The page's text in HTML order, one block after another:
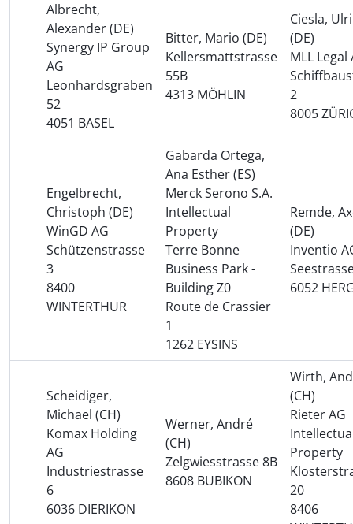
Albrecht,
Alexander (DE)
Synergy IP Group
AG
Leonhardsgraben
52
4051 BASEL
Bitter, Mario (DE)
Kellersmattstrasse
55B
4313 MÖHLIN
Ciesla,
(DE)
MLL Legal
2
8005
Engelbrecht,
Christoph (DE)
WinGD AG
Schützenstrasse
3
8400
WINTERTHUR
Gabarda Ortega,
Ana Esther (ES)
Merck Serono S.A.
Intellectual
Property
Terre Bonne
Business Park -
Building Z0
Route de Crassier
1
1262 EYSINS
Remde,
(DE)
Inventio
6052
Scheidiger,
Michael (CH)
Komax Holding
AG
Industriestrasse
6
6036 DIERIKON
Werner, André
(CH)
Zelgwiesstrasse 8B
8608 BUBIKON
Wirth,
(CH)
Rieter AG
Property
20
8406